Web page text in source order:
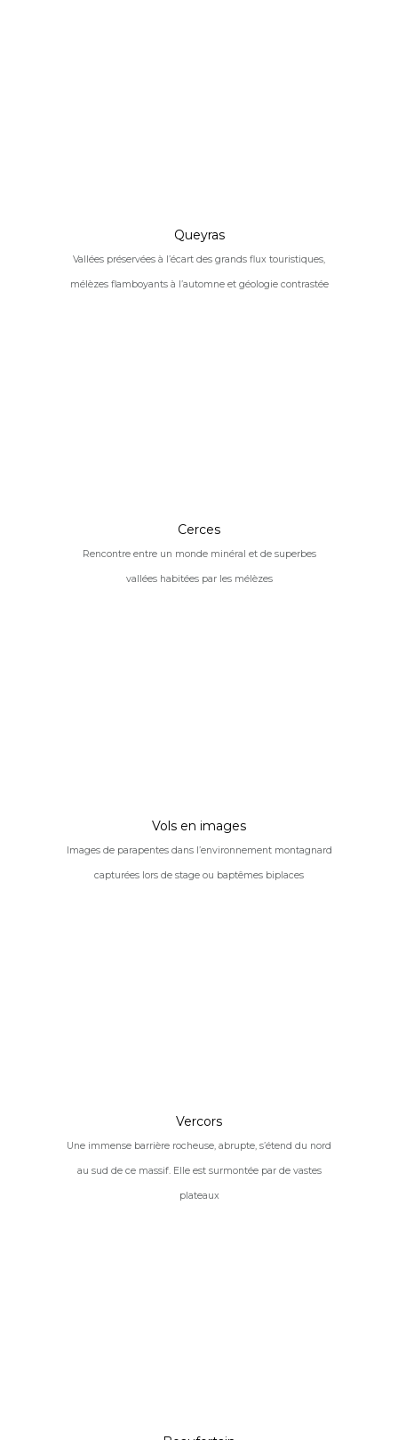
Queyras
Vallées préservées à l’écart des grands flux touristiques,
mélèzes flamboyants à l’automne et géologie contrastée
Cerces
Rencontre entre un monde minéral et de superbes
vallées habitées par les mélèzes
Vols en images
Images de parapentes dans l’environnement montagnard
capturées lors de stage ou baptêmes biplaces
Vercors
Une immense barrière rocheuse, abrupte, s’étend du nord
au sud de ce massif. Elle est surmontée par de vastes
plateaux